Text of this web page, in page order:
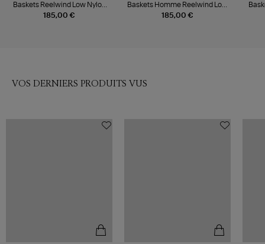
185,00 €
Baskets Reelwind Low Nylon
Crack White Tundra
185,00 €
Baskets Homme Reelwind Low
Nylon Crack White Tundra
VOS DERNIERS PRODUITS VUS